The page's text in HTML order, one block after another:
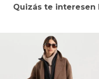
Quizás te